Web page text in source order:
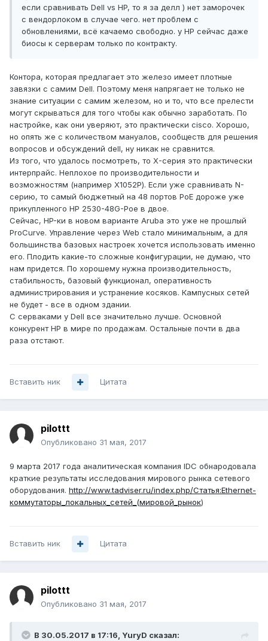
если сравнивать Dell vs HP, то я за делл ) нет заморочек
с вендорлоком в случае чего. нет проблем с
обновлениями, всё качаемо свободно. у HP сейчас даже
биосы к серверам только по контракту.
Контора, которая предлагает это железо имеет плотные
завязки с самим Dell. Поэтому меня напрягает не только не
знание ситуации с самим железом, но и то, что все прелести
могут скрываться для того чтобы как обычно заработать. По
настройке, как они уверяют, это практически cisco. Хорошо,
но опять же с количеством мануалов, сообществ для решения
вопросов и обсуждений dell, ну никак не сравнится.
Из того, что удалось посмотреть, то X-серия это практически
интерпрайс. Неплохое по производительности и
возможностям (например X1052P). Если уже сравнивать N-
серию, то самый бюджетный на 48 портов PoE дороже уже
прикупленного HP 2530-48G-Poe в двое.
Сейчас, HP-ки в новом варианте Aruba это уже не прошлый
ProCurve. Управление через Web стало минимальным, а для
большинства базовых настроек хочется использовать именно
его. Плодить какие-то сложные конфигурации, не думаю, что
нам придется. По хорошему нужна производительность,
стабильность, базовый функционал, оперативность
администрирования и устранение косяков. Кампусных сетей
не будет - все в одном здании.
С серваками у Dell все значительно лучше. Основной
конкурент HP в мире по продажам. Остальные почти в два
раза отстают.
Вставить ник Цитата
pilottt
Опубликовано 31 мая, 2017
9 марта 2017 года аналитическая компания IDC обнародовала
краткие результаты исследования мирового рынка сетевого
оборудования. http://www.tadviser.ru/index.php/Статья:Ethernet-
коммутаторы_локальных_сетей_(мировой_рынок)
Вставить ник Цитата
pilottt
Опубликовано 31 мая, 2017
В 30.05.2017 в 17:16, YuryD сказал: